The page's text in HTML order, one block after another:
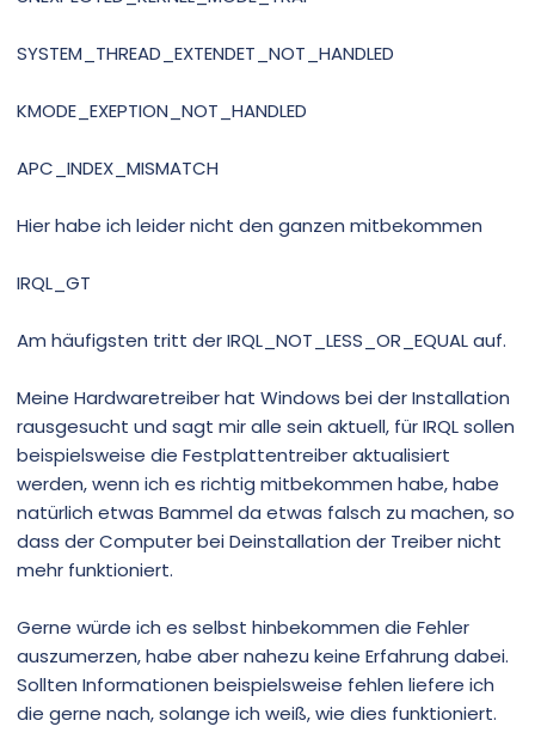
SYSTEM_THREAD_EXTENDET_NOT_HANDLED
KMODE_EXEPTION_NOT_HANDLED
APC_INDEX_MISMATCH
Hier habe ich leider nicht den ganzen mitbekommen
IRQL_GT
Am häufigsten tritt der IRQL_NOT_LESS_OR_EQUAL auf.
Meine Hardwaretreiber hat Windows bei der Installation
rausgesucht und sagt mir alle sein aktuell, für IRQL sollen
beispielsweise die Festplattentreiber aktualisiert
werden, wenn ich es richtig mitbekommen habe, habe
natürlich etwas Bammel da etwas falsch zu machen, so
dass der Computer bei Deinstallation der Treiber nicht
mehr funktioniert.
Gerne würde ich es selbst hinbekommen die Fehler
auszumerzen, habe aber nahezu keine Erfahrung dabei.
Sollten Informationen beispielsweise fehlen liefere ich
die gerne nach, solange ich weiß, wie dies funktioniert.